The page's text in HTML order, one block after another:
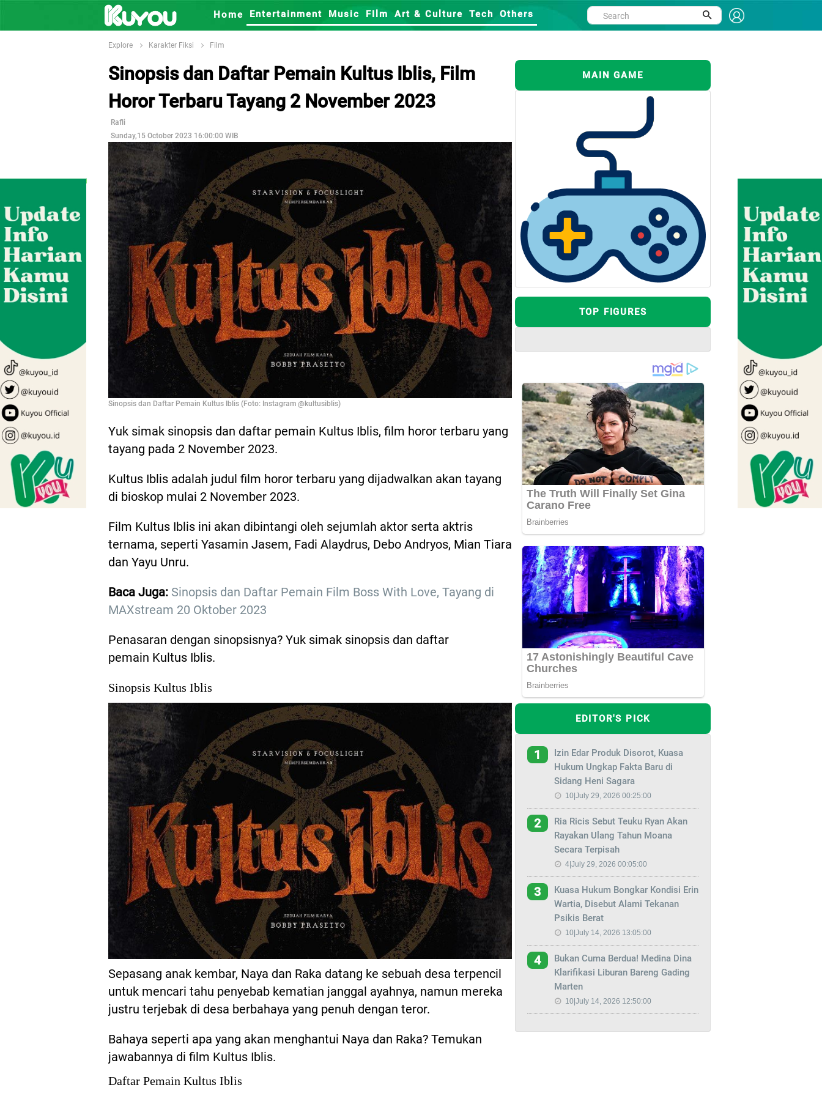
Home Entertainment Music FIlm Art & Culture Tech Others
Explore Karakter Fiksi Film
Sinopsis dan Daftar Pemain Kultus Iblis, Film
Horor Terbaru Tayang 2 November 2023
Rafli
Sunday,15 October 2023 16:00:00 WIB
Sinopsis dan Daftar Pemain Kultus Iblis (Foto: Instagram @kultusiblis)
Yuk simak sinopsis dan daftar pemain Kultus Iblis, film horor terbaru yang
tayang pada 2 November 2023.
Kultus Iblis adalah judul film horor terbaru yang dijadwalkan akan tayang
di bioskop mulai 2 November 2023.
Film Kultus Iblis ini akan dibintangi oleh sejumlah aktor serta aktris
ternama, seperti Yasamin Jasem, Fadi Alaydrus, Debo Andryos, Mian Tiara
dan Yayu Unru.
Baca Juga: Sinopsis dan Daftar Pemain Film Boss With Love, Tayang di
MAXstream 20 Oktober 2023
Penasaran dengan sinopsisnya? Yuk simak sinopsis dan daftar
pemain Kultus Iblis.
Sinopsis Kultus Iblis
Sepasang anak kembar, Naya dan Raka datang ke sebuah desa terpencil
untuk mencari tahu penyebab kematian janggal ayahnya, namun mereka
justru terjebak di desa berbahaya yang penuh dengan teror.
Bahaya seperti apa yang akan menghantui Naya dan Raka? Temukan
jawabannya di film Kultus Iblis.
Daftar Pemain Kultus Iblis
MAIN GAME
TOP FIGURES
EDITOR'S PICK
1
Izin Edar Produk Disorot, Kuasa
Hukum Ungkap Fakta Baru di
Sidang Heni Sagara
10|July 29, 2026 00:25:00
2
Ria Ricis Sebut Teuku Ryan Akan
Rayakan Ulang Tahun Moana
Secara Terpisah
4|July 29, 2026 00:05:00
3
Kuasa Hukum Bongkar Kondisi Erin
Wartia, Disebut Alami Tekanan
Psikis Berat
10|July 14, 2026 13:05:00
4
Bukan Cuma Berdua! Medina Dina
Klarifikasi Liburan Bareng Gading
Marten
10|July 14, 2026 12:50:00